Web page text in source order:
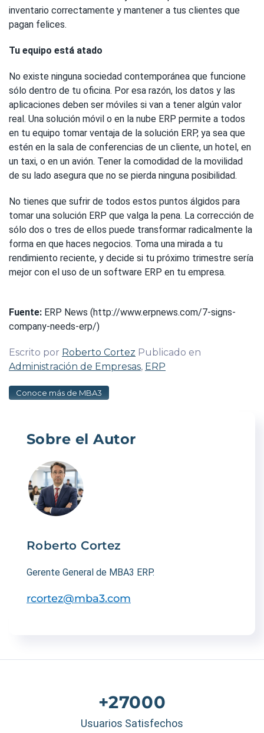
inventario correctamente y mantener a tus clientes que
pagan felices.
Tu equipo está atado
No existe ninguna sociedad contemporánea que funcione
sólo dentro de tu oficina. Por esa razón, los datos y las
aplicaciones deben ser móviles si van a tener algún valor
real. Una solución móvil o en la nube ERP permite a todos
en tu equipo tomar ventaja de la solución ERP, ya sea que
estén en la sala de conferencias de un cliente, un hotel, en
un taxi, o en un avión. Tener la comodidad de la movilidad
de su lado asegura que no se pierda ninguna posibilidad.
No tienes que sufrir de todos estos puntos álgidos para
tomar una solución ERP que valga la pena. La corrección de
sólo dos o tres de ellos puede transformar radicalmente la
forma en que haces negocios. Toma una mirada a tu
rendimiento reciente, y decide si tu próximo trimestre sería
mejor con el uso de un software ERP en tu empresa.
Fuente: ERP News (http://www.erpnews.com/7-signs-
company-needs-erp/)
Escrito por Roberto Cortez Publicado en
Administración de Empresas, ERP
Conoce más de MBA3
Sobre el Autor
Roberto Cortez
Gerente General de MBA3 ERP.
rcortez@mba3.com
+27000
Usuarios Satisfechos